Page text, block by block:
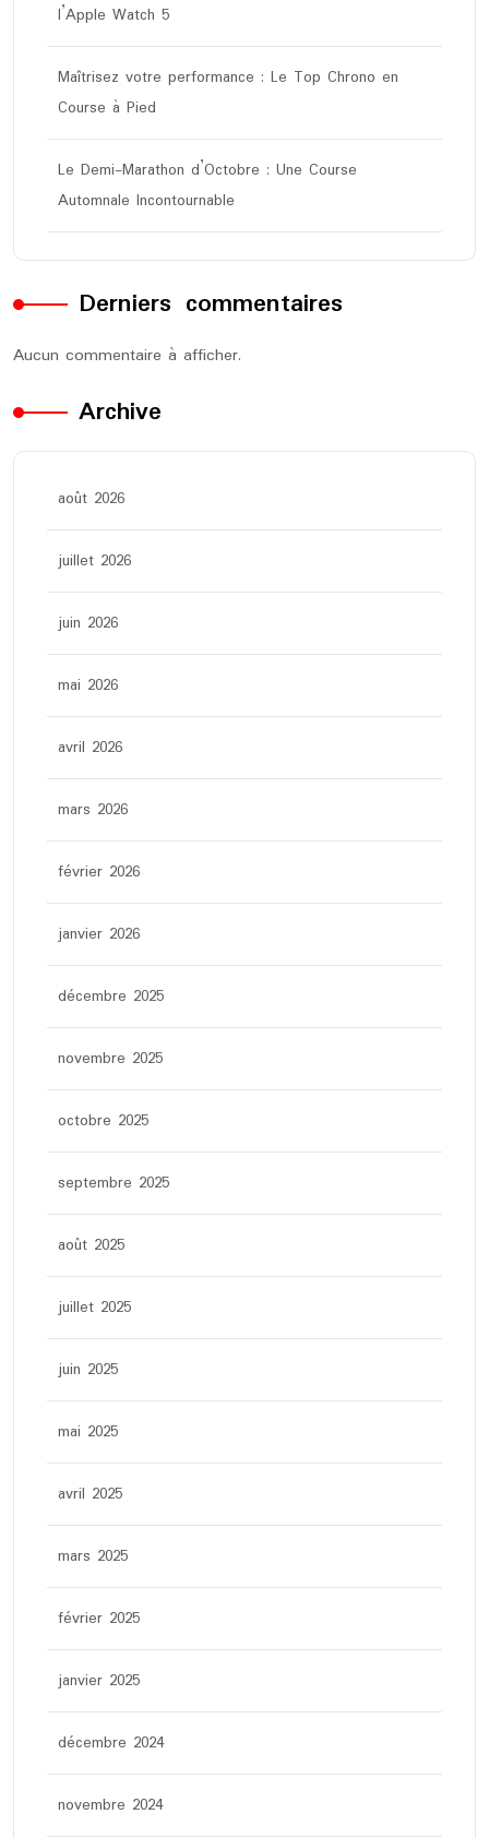
l’Apple Watch 5
Maîtrisez votre performance : Le Top Chrono en
Course à Pied
Le Demi-Marathon d’Octobre : Une Course
Automnale Incontournable
Derniers commentaires
Aucun commentaire à afficher.
Archive
août 2026
juillet 2026
juin 2026
mai 2026
avril 2026
mars 2026
février 2026
janvier 2026
décembre 2025
novembre 2025
octobre 2025
septembre 2025
août 2025
juillet 2025
juin 2025
mai 2025
avril 2025
mars 2025
février 2025
janvier 2025
décembre 2024
novembre 2024